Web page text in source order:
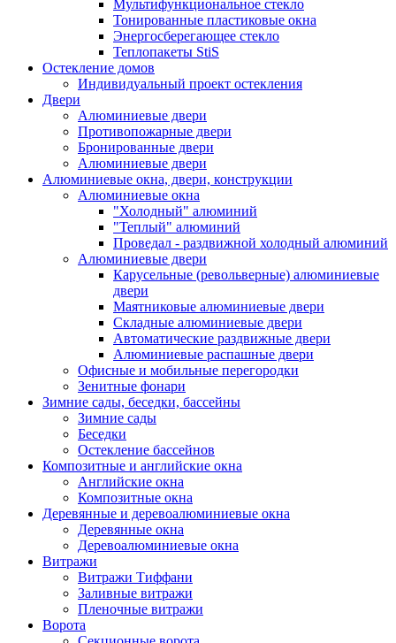
Мультифункциональное стекло
Тонированные пластиковые окна
Энергосберегающее стекло
Теплопакеты StiS
Остекление домов
Индивидуальный проект остекления
Двери
Алюминиевые двери
Противопожарные двери
Бронированные двери
Алюминиевые двери
Алюминиевые окна, двери, конструкции
Алюминиевые окна
"Холодный" алюминий
"Теплый" алюминий
Проведал - раздвижной холодный алюминий
Алюминиевые двери
Карусельные (револьверные) алюминиевые
двери
Маятниковые алюминиевые двери
Складные алюминиевые двери
Автоматические раздвижные двери
Алюминиевые распашные двери
Офисные и мобильные перегородки
Зенитные фонари
Зимние сады, беседки, бассейны
Зимние сады
Беседки
Остекление бассейнов
Композитные и английские окна
Английские окна
Композитные окна
Деревянные и деревоалюминиевые окна
Деревянные окна
Деревоалюминиевые окна
Витражи
Витражи Тиффани
Заливные витражи
Пленочные витражи
Ворота